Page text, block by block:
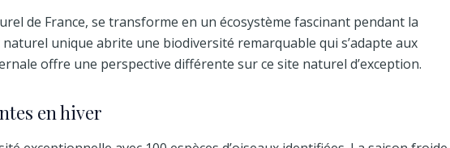
de France, se transforme en un écosystème fascinant pendant la
unique abrite une biodiversité remarquable qui s’adapte aux
offre une perspective différente sur ce site naturel d’exception.
en hiver